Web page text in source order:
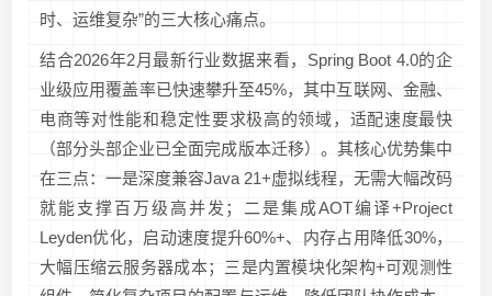
时、运维复杂”的三大核心痛点。
结合2026年2月最新行业数据来看，Spring Boot 4.0的企
业级应用覆盖率已快速攀升至45%，其中互联网、金融、
电商等对性能和稳定性要求极高的领域，适配速度最快
（部分头部企业已全面完成版本迁移）。其核心优势集中
在三点：一是深度兼容Java 21+虚拟线程，无需大幅改码
就能支撑百万级高并发；二是集成AOT编译+Project
Leyden优化，启动速度提升60%+、内存占用降低30%，
大幅压缩云服务器成本；三是内置模块化架构+可观测性